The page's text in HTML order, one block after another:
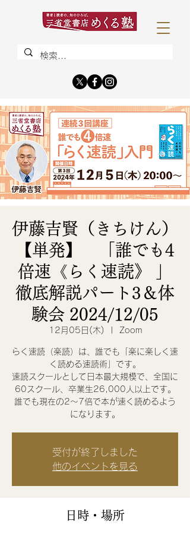
伊藤吉賢（きちけん）
【単発】 「誰でも4
倍速《らく速読》 」
徹底解説パート3＆体
験会 2024/12/05
12月05日(木) Zoom
らく速読（楽読）は、誰でも「楽に楽しく速
く読める速読術」です。
速読スクールとして日本最大規模で、全国に
60スクール、卒業生26,000人以上です。
誰でも現在の2〜7倍で本が速く読めるよう
になります。
受付が終了しました
他のイベントを見る
日時・場所